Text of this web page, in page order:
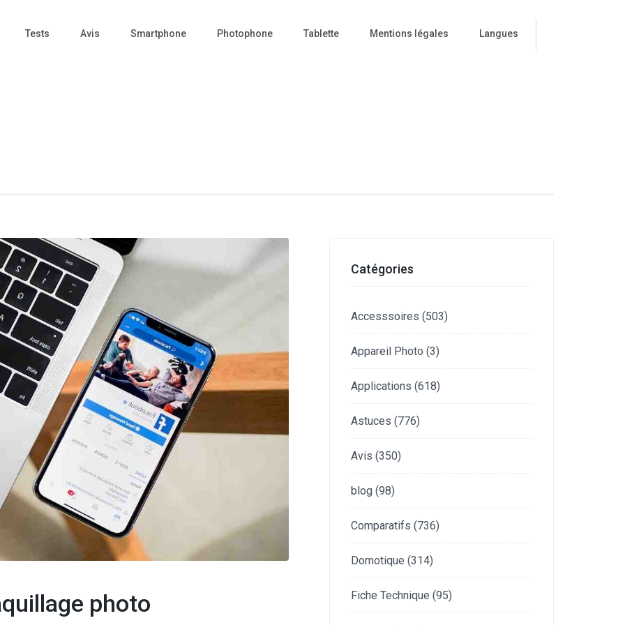
Tests Avis Smartphone Photophone Tablette Mentions légales Langues
photo
Catégories
Accesssoires (503)
Appareil Photo (3)
Applications (618)
Astuces (776)
Avis (350)
blog (98)
Comparatifs (736)
Domotique (314)
Fiche Technique (95)